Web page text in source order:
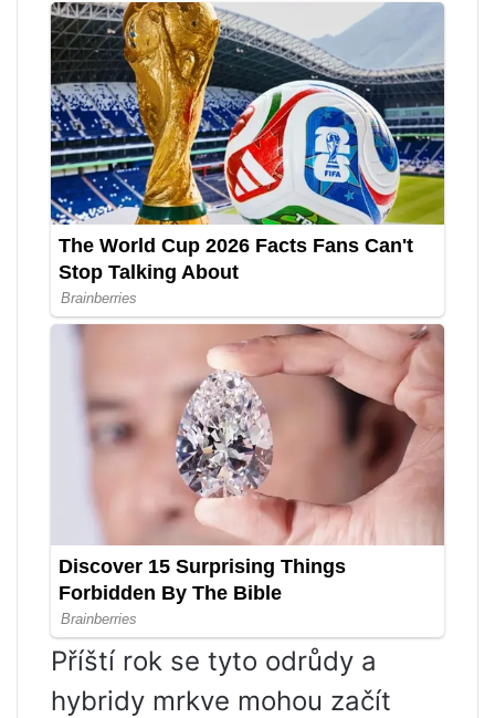
Příští rok se tyto odrůdy a
hybridy mrkve mohou začít